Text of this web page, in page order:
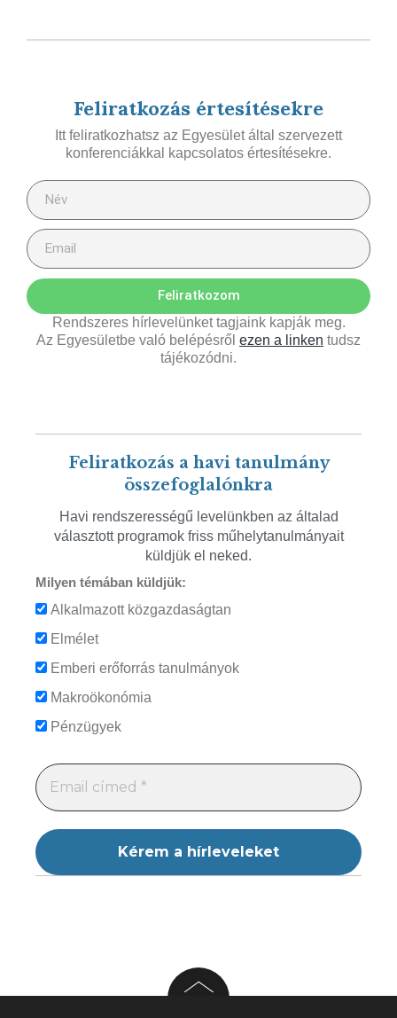
Feliratkozás értesítésekre
Itt feliratkozhatsz az Egyesület által szervezett
konferenciákkal kapcsolatos értesítésekre.
Feliratkozom
Rendszeres hírlevelünket tagjaink kapják meg.
Az Egyesületbe való belépésről ezen a linken tudsz
tájékozódni.
Feliratkozás a havi tanulmány
összefoglalónkra
Havi rendszerességű levelünkben az általad
választott programok friss műhelytanulmányait
küldjük el neked.
Milyen témában küldjük:
Alkalmazott közgazdaságtan
Elmélet
Emberi erőforrás tanulmányok
Makroökonómia
Pénzügyek